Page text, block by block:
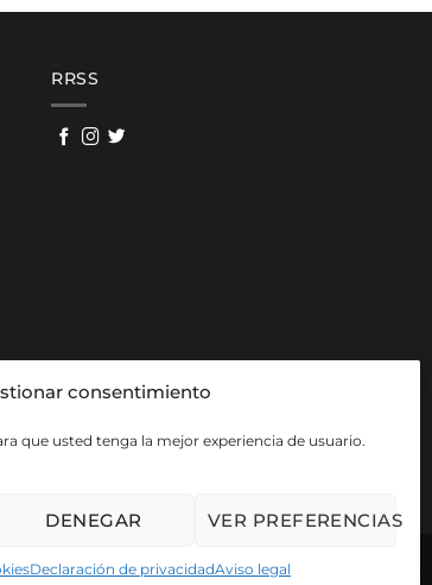
consentimiento
que usted tenga la mejor experiencia de usuario.
DENEGAR VER PREFERENCIAS
Declaración de privacidadAviso legal
RRSS
Visa